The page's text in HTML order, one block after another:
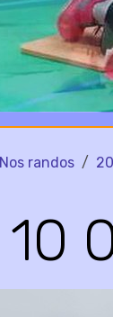
Nos randos